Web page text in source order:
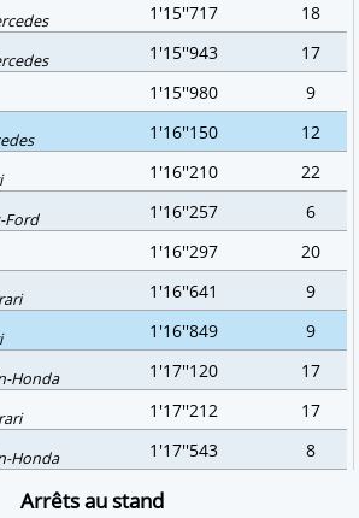
1'15''717
18
1'15''943
17
1'15''980
9
1'16''150
12
1'16''210
22
Ford 1'16''257
6
1'16''297
20
1'16''641
9
1'16''849
9
Honda 1'17''120
17
1'17''212
17
Honda 1'17''543 8
Arrêts au stand